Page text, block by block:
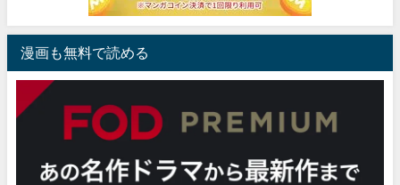
漫画も無料で読める